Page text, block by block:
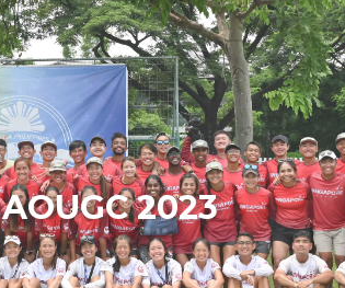
AOUGC 2023